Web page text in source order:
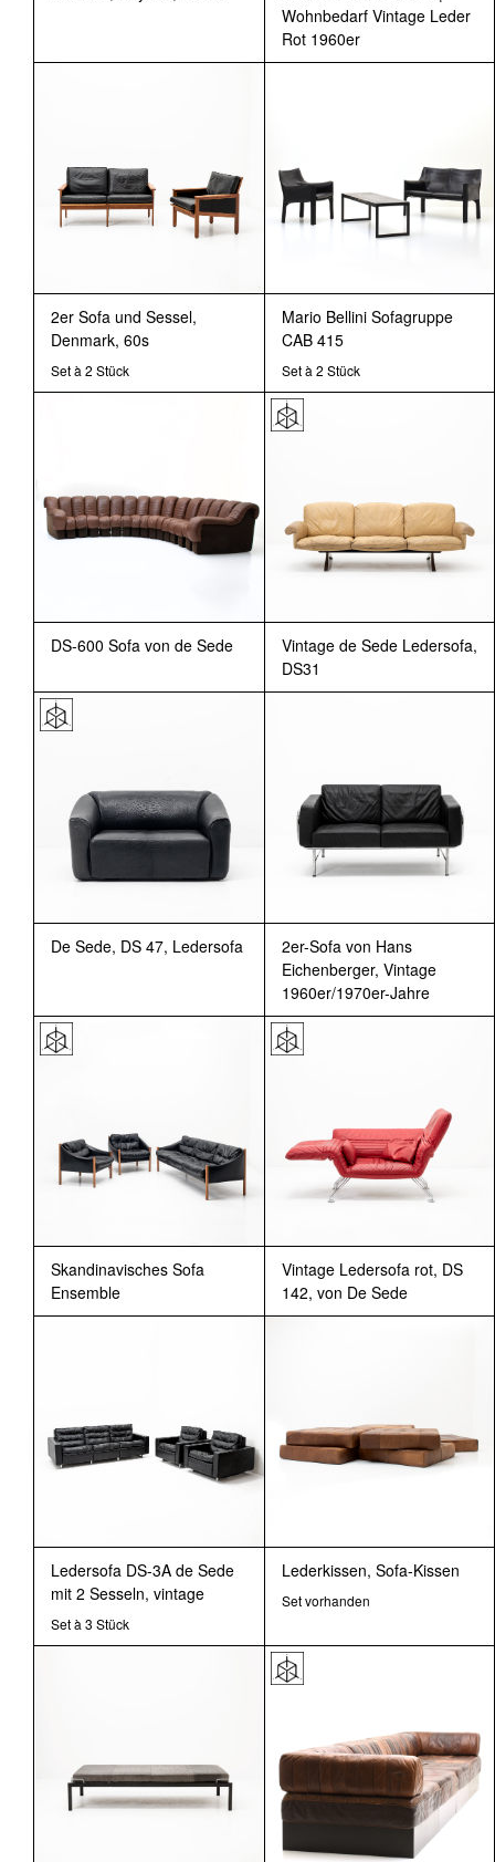
Wohnbedarf Vintage Leder
Rot 1960er
2er Sofa und Sessel,
Denmark, 60s
Set à 2 Stück
Mario Bellini Sofagruppe
CAB 415
Set à 2 Stück
DS-600 Sofa von de Sede
Vintage de Sede Ledersofa,
DS31
De Sede, DS 47, Ledersofa
2er-Sofa von Hans
Eichenberger, Vintage
1960er/1970er-Jahre
Skandinavisches Sofa
Ensemble
Vintage Ledersofa rot, DS
142, von De Sede
Ledersofa DS-3A de Sede
mit 2 Sesseln, vintage
Set à 3 Stück
Lederkissen, Sofa-Kissen
Set vorhanden